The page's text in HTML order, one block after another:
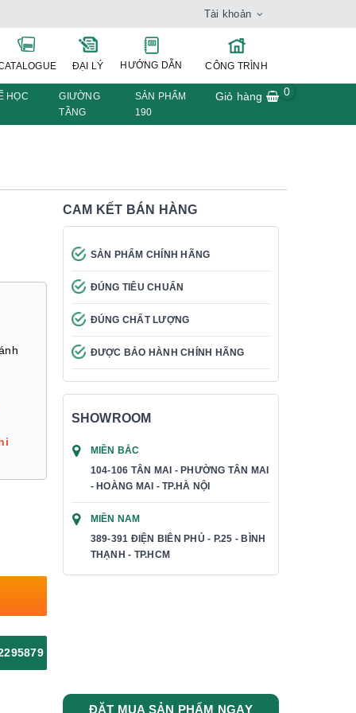
Tài khoản
ĐẠI LÝ HƯỚNG DẪN CÔNG TRÌNH
HỌC
GIƯỜNG
TẦNG
SẢN PHẨM
190
Giỏ hàng 0
CAM KẾT BÁN HÀNG
SẢN PHẨM CHÍNH HÃNG
ĐÚNG TIÊU CHUẨN
ĐÚNG CHẤT LƯỢNG
ĐƯỢC BẢO HÀNH CHÍNH HÃNG
SHOWROOM
MIỀN BẮC
104-106 TÂN MAI - PHƯỜNG TÂN MAI
- HOÀNG MAI - TP.HÀ NỘI
MIỀN NAM
389-391 ĐIỆN BIÊN PHỦ - P.25 - BÌNH
THẠNH - TP.HCM
ĐẶT MUA SẢN PHẨM NGAY